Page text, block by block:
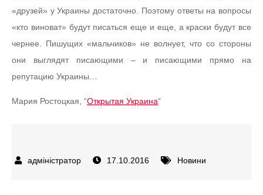
«друзей» у Украины достаточно. Поэтому ответы на вопросы
«кто виноват» будут писаться еще и еще, а краски будут все
чернее. Пишущих «мальчиков» не волнует, что со стороны
они выглядят писающими – и писающими прямо на
репутацию Украины…
Мария Ростоцкая, “Открытая Украина“
17.10.2016 Новини